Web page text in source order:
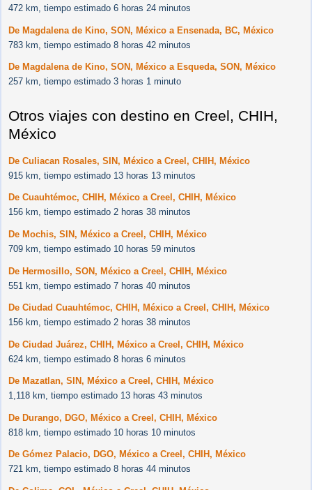
472 km, tiempo estimado 6 horas 24 minutos
De Magdalena de Kino, SON, México a Ensenada, BC, México
783 km, tiempo estimado 8 horas 42 minutos
De Magdalena de Kino, SON, México a Esqueda, SON, México
257 km, tiempo estimado 3 horas 1 minuto
Otros viajes con destino en Creel, CHIH,
México
De Culiacan Rosales, SIN, México a Creel, CHIH, México
915 km, tiempo estimado 13 horas 13 minutos
De Cuauhtémoc, CHIH, México a Creel, CHIH, México
156 km, tiempo estimado 2 horas 38 minutos
De Mochis, SIN, México a Creel, CHIH, México
709 km, tiempo estimado 10 horas 59 minutos
De Hermosillo, SON, México a Creel, CHIH, México
551 km, tiempo estimado 7 horas 40 minutos
De Ciudad Cuauhtémoc, CHIH, México a Creel, CHIH, México
156 km, tiempo estimado 2 horas 38 minutos
De Ciudad Juárez, CHIH, México a Creel, CHIH, México
624 km, tiempo estimado 8 horas 6 minutos
De Mazatlan, SIN, México a Creel, CHIH, México
1,118 km, tiempo estimado 13 horas 43 minutos
De Durango, DGO, México a Creel, CHIH, México
818 km, tiempo estimado 10 horas 10 minutos
De Gómez Palacio, DGO, México a Creel, CHIH, México
721 km, tiempo estimado 8 horas 44 minutos